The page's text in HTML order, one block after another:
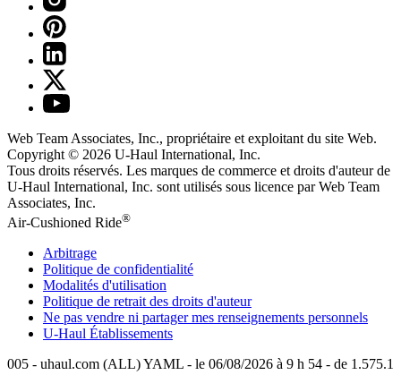
Web Team Associates, Inc., propriétaire et exploitant du site Web.
Copyright © 2026 U-Haul International, Inc.
Tous droits réservés. Les marques de commerce et droits d'auteur de
U-Haul International, Inc. sont utilisés sous licence par Web Team
Associates, Inc.
Air-Cushioned Ride®
Arbitrage
Politique de confidentialité
Modalités d'utilisation
Politique de retrait des droits d'auteur
Ne pas vendre ni partager mes renseignements personnels
U-Haul Établissements
005 - uhaul.com (ALL) YAML - le 06/08/2026 à 9 h 54 - de 1.575.1